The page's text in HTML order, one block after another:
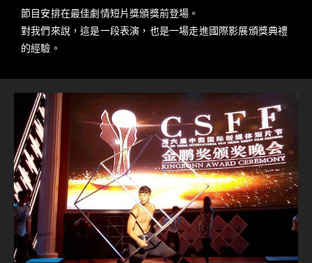
節目安排在最佳劇情短片獎頒獎前登場。
對我們來說，這是一段表演，也是一場走進國際影展頒獎典禮
的經驗。